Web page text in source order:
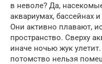
в неволе? Да,
аквариумах, бассейнах
Они активно плавают,
пространство. Сверху
иначе ночью жук
потомство нельзя